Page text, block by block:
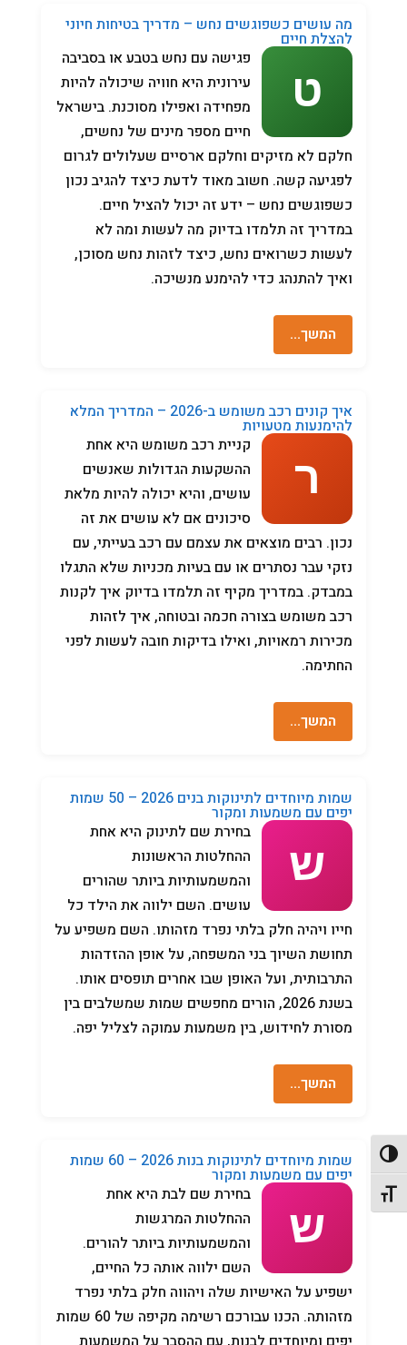
הפעל/כבה ניגודיות גבוהה
מתג גודל גופן
מה עושים כשפוגשים נחש – מדריך בטיחות חיוני
להצלת חיים
פגישה עם נחש בטבע או בסביבה
עירונית היא חוויה שיכולה להיות
מפחידה ואפילו מסוכנת. בישראל
חיים מספר מינים של נחשים,
חלקם לא מזיקים וחלקם ארסיים שעלולים לגרום
לפגיעה קשה. חשוב מאוד לדעת כיצד להגיב נכון
כשפוגשים נחש – ידע זה יכול להציל חיים.
במדריך זה תלמדו בדיוק מה לעשות ומה לא
לעשות כשרואים נחש, כיצד לזהות נחש מסוכן,
ואיך להתנהג כדי להימנע מנשיכה.
המשך…
איך קונים רכב משומש ב-2026 – המדריך המלא
להימנעות מטעויות
קניית רכב משומש היא אחת
ההשקעות הגדולות שאנשים
עושים, והיא יכולה להיות מלאת
סיכונים אם לא עושים את זה
נכון. רבים מוצאים את עצמם עם רכב בעייתי, עם
נזקי עבר נסתרים או עם בעיות מכניות שלא התגלו
במבדק. במדריך מקיף זה תלמדו בדיוק איך לקנות
רכב משומש בצורה חכמה ובטוחה, איך לזהות
מכירות רמאויות, ואילו בדיקות חובה לעשות לפני
החתימה.
המשך…
שמות מיוחדים לתינוקות בנים 2026 – 50 שמות
יפים עם משמעות ומקור
בחירת שם לתינוק היא אחת
ההחלטות הראשונות
והמשמעותיות ביותר שהורים
עושים. השם ילווה את הילד כל
חייו ויהיה חלק בלתי נפרד מזהותו. השם משפיע על
תחושת השיוך בני המשפחה, על אופן ההזדהות
התרבותית, ועל האופן שבו אחרים תופסים אותו.
בשנת 2026, הורים מחפשים שמות שמשלבים בין
מסורת לחידוש, בין משמעות עמוקה לצליל יפה.
המשך…
שמות מיוחדים לתינוקות בנות 2026 – 60 שמות
יפים עם משמעות ומקור
בחירת שם לבת היא אחת
ההחלטות המרגשות
והמשמעותיות ביותר להורים.
השם ילווה אותה כל החיים,
ישפיע על האישיות שלה ויהווה חלק בלתי נפרד
מזהותה. הכנו עבורכם רשימה מקיפה של 60 שמות